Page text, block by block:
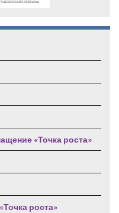
«Точка роста»
роста»